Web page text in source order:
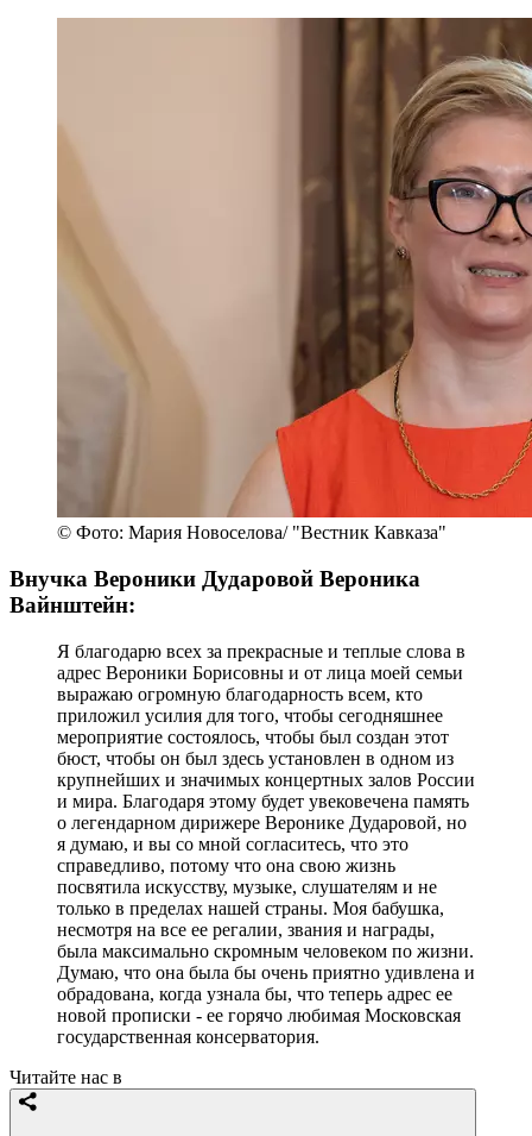
© Фото: Мария Новоселова/ "Вестник Кавказа"
Внучка Вероники Дударовой Вероника
Вайнштейн:
Я благодарю всех за прекрасные и теплые слова в
адрес Вероники Борисовны и от лица моей семьи
выражаю огромную благодарность всем, кто
приложил усилия для того, чтобы сегодняшнее
мероприятие состоялось, чтобы был создан этот
бюст, чтобы он был здесь установлен в одном из
крупнейших и значимых концертных залов России
и мира. Благодаря этому будет увековечена память
о легендарном дирижере Веронике Дударовой, но
я думаю, и вы со мной согласитесь, что это
справедливо, потому что она свою жизнь
посвятила искусству, музыке, слушателям и не
только в пределах нашей страны. Моя бабушка,
несмотря на все ее регалии, звания и награды,
была максимально скромным человеком по жизни.
Думаю, что она была бы очень приятно удивлена и
обрадована, когда узнала бы, что теперь адрес ее
новой прописки - ее горячо любимая Московская
государственная консерватория.
Читайте нас в